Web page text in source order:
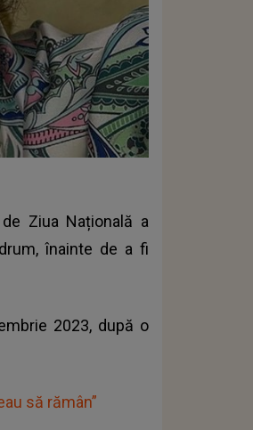
Ziua Națională a
înainte de a fi
2023, după o
să rămân”